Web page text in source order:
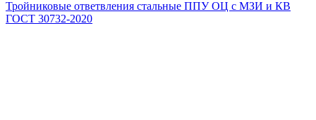
Тройниковые ответвления стальные ППУ ОЦ с МЗИ и КВ
ГОСТ 30732-2020